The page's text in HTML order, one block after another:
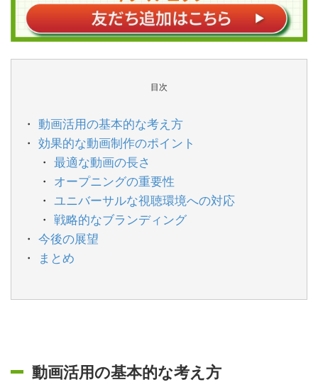
目次
動画活用の基本的な考え方
効果的な動画制作のポイント
最適な動画の長さ
オープニングの重要性
ユニバーサルな視聴環境への対応
戦略的なブランディング
今後の展望
まとめ
動画活用の基本的な考え方